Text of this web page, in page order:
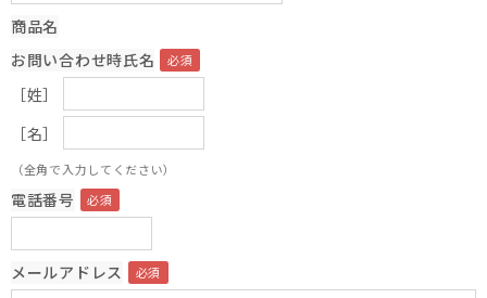
商品名
お問い合わせ時氏名
［姓］
［名］
（全角で入力してください）
電話番号
メールアドレス